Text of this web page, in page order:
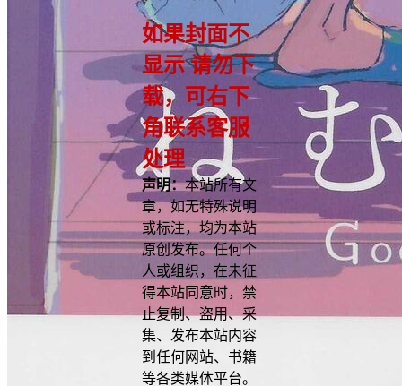
如果封面不
显示 请勿下
载，可右下
角联系客服
处理
声明：本站所有文
章，如无特殊说明
或标注，均为本站
原创发布。任何个
人或组织，在未征
得本站同意时，禁
止复制、盗用、采
集、发布本站内容
到任何网站、书籍
等各类媒体平台。